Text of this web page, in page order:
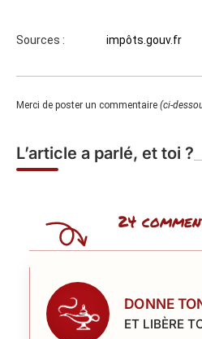
Sources : impôts.gouv.fr
Merci de poster un commentaire (ci-
L’article a parlé, et toi ?
24
DONNE
ET LIBÈRE